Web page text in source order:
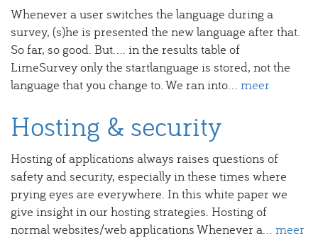
Whenever a user switches the language during a
survey, (s)he is presented the new language after that.
So far, so good. But.... in the results table of
LimeSurvey only the startlanguage is stored, not the
language that you change to. We ran into... meer
Hosting & security
Hosting of applications always raises questions of
safety and security, especially in these times where
prying eyes are everywhere. In this white paper we
give insight in our hosting strategies. Hosting of
normal websites/web applications Whenever a... meer